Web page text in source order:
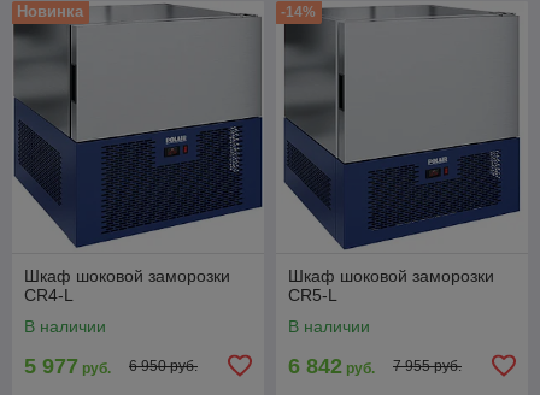
Новинка
Шкаф шоковой заморозки
CR4-L
В наличии
5 977 руб. 6 950 руб.
-14%
Шкаф шоковой заморозки
CR5-L
В наличии
6 842 руб. 7 955 руб.